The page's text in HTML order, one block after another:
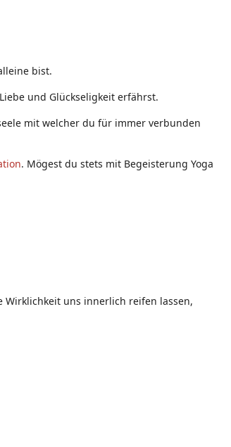
bist.
und Glückseligkeit erfährst.
mit welcher du für immer verbunden
. Mögest du stets mit Begeisterung Yoga
Wirklichkeit uns innerlich reifen lassen,